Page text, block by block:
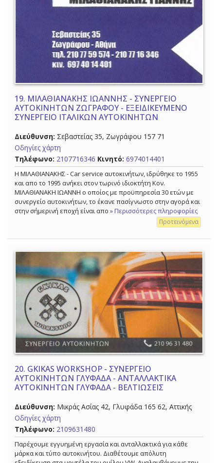
19. ΜΙΛΑΘΙΑΝΑΚΗΣ ΙΩΑΝΝΗΣ - ΣΥΝΕΡΓΕΙΟ
ΑΥΤΟΚΙΝΗΤΩΝ ΖΩΓΡΑΦΟΥ - ΕΞΕΙΔΙΚΕΥΜΕΝΟ
ΣΥΝΕΡΓΕΙΟ ΙΤΑΛΙΚΩΝ ΑΥΤΟΚΙΝΗΤΩΝ
Διεύθυνση: Σεβαστείας 35, Ζωγράφου 157 71
Οδηγίες χάρτη
Τηλέφωνο: 2107716346 Κινητό: 6974014401
Η ΜΙΛΑΘΙΑΝΑΚΗΣ - Car service αυτοκινήτων, ιδρύθηκε το 1955
και απο το 1995 ανήκει στον τωρινό ιδιοκτήτη Κον.
ΜΙΛΑΘΙΑΝΑΚΗ ΙΩΑΝΝΗ ο οποίος με προϋπηρεσία 30 ετών με
συνεργείο αυτοκινήτων, το έκανε πασίγνωστο στην αγορά και
στην σήμερινή εποχή είναι απο » Περισσότερες πληροφορίες
Προτεινόμενα
20. GKIKAS WORKSHOP - ΣΥΝΕΡΓΕΙΟ
ΑΥΤΟΚΙΝΗΤΩΝ ΓΛΥΦΑΔΑ - ΑΝΤΑΛΛΑΚΤΙΚΑ
ΑΥΤΟΚΙΝΗΤΩΝ ΓΛΥΦΑΔΑ - ΒΕΛΤΙΩΣΕΙΣ
Διεύθυνση: Μικράς Ασίας 42, Γλυφάδα 165 62, Αττικής
Οδηγίες χάρτη
Τηλέφωνο: 2109631480
Παρέχουμε εγγυημένη εργασία και ανταλλακτικά για κάθε
μάρκα και τύπο αυτοκινήτου. Διαθέτουμε απόλυτη